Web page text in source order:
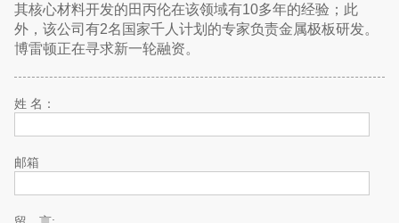
其核心材料开发的田丙伦在该领域有10多年的经验；此
外，该公司有2名国家千人计划的专家负责金属极板研发。
博雷顿正在寻求新一轮融资。
姓 名：
邮箱